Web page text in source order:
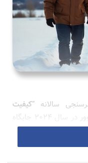
سالانه “کیفیت
در سال ۲۰۲۴ جایگاه
داده و در رتبه هفتم
کلمبیا واقع شده